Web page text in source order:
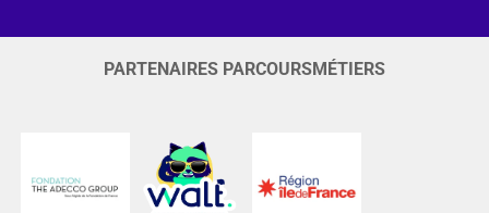
PARTENAIRES PARCOURSMÉTIERS